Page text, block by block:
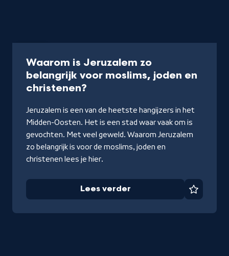
Waarom is Jeruzalem zo
belangrijk voor moslims, joden en
christenen?
verder
Jeruzalem is een van de heetste hangijzers in het
Midden-Oosten. Het is een stad waar vaak om is
gevochten. Met veel geweld. Waarom Jeruzalem
zo belangrijk is voor de moslims, joden en
christenen lees je hier.
Lees verder